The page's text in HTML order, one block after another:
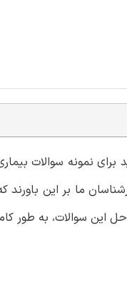
برای نمونه سوالات
ما بر این
این سوالات، به طور